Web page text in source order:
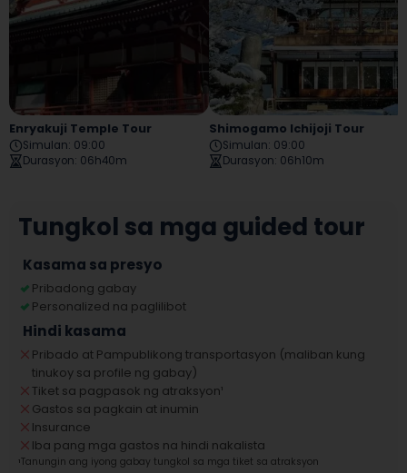
Enryakuji Temple Tour
Simulan: 09:00
Durasyon: 06h40m
Shimogamo Ichijoji Tour
Simulan: 09:00
Durasyon: 06h10m
Tungkol sa mga guided tour
Kasama sa presyo
Pribadong gabay
Personalized na paglilibot
Hindi kasama
Pribado at Pampublikong transportasyon (maliban kung
tinukoy sa profile ng gabay)
Tiket sa pagpasok ng atraksyon¹
Gastos sa pagkain at inumin
Insurance
Iba pang mga gastos na hindi nakalista
¹Tanungin ang iyong gabay tungkol sa mga tiket sa atraksyon